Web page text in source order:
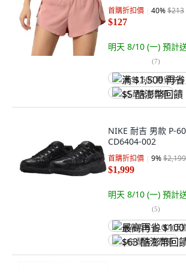
首購折扣價 40%$213
$127
明天 8/10 (一) 預計
(7)
满 $1,500 再省
$5 酷澎幣回饋
NIKE 耐吉 男款 P-
CD6404-002
首購折扣價 9%$2,199
$1,999
明天 8/10 (一) 預計
(5)
最高再省 $100 (王
$63 酷澎幣回饋